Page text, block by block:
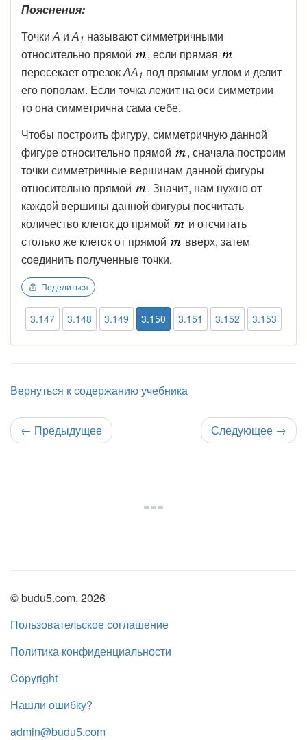
Пояснения:
Точки А и А1 называют симметричными
относительно прямой
, если прямая
пересекает отрезокАА1 под прямым углом и делит
его пополам. Если точка лежит на оси симметрии
то она симметрична сама себе.
Чтобы построить фигуру, симметричную данной
фигуре относительно прямой
, сначала построим
точки симметричные вершинам данной фигуры
относительно прямой
. Значит, нам нужно от
каждой вершины данной фигуры посчитать
количество клеток до прямой
и отсчитать
столько же клеток от прямой
вверх, затем
соединить полученные точки.
Поделиться
3.147 3.148 3.149 3.150 3.151 3.152 3.153
Вернуться к содержанию учебника
← Предыдущее Следующее →
© budu5.com, 2026
Пользовательское соглашение
Политика конфиденциальности
Copyright
Нашли ошибку?
admin@budu5.com